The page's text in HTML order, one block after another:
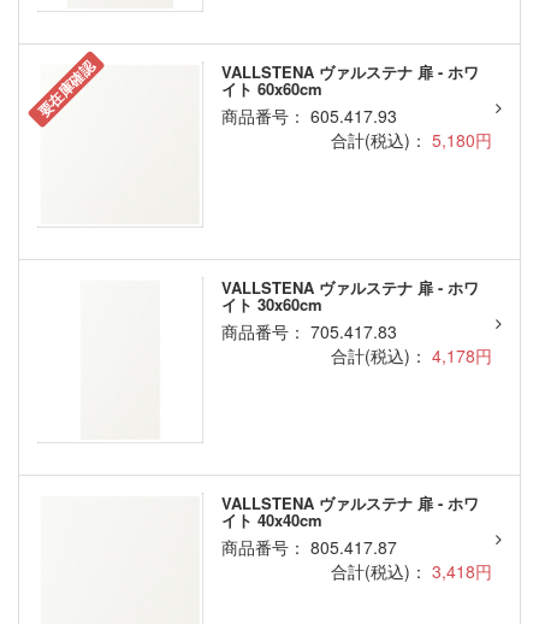
要在庫確認 VALLSTENA ヴァルステナ 扉 - ホワ
イト 60x60cm
商品番号： 605.417.93
合計(税込)： 5,180円
VALLSTENA ヴァルステナ 扉 - ホワ
イト 30x60cm
商品番号： 705.417.83
合計(税込)： 4,178円
VALLSTENA ヴァルステナ 扉 - ホワ
イト 40x40cm
商品番号： 805.417.87
合計(税込)： 3,418円